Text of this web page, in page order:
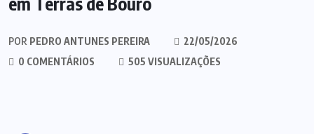
POR PEDRO ANTUNES PEREIRA
22/05/2026
0 COMENTÁRIOS
505 VISUALIZAÇÕES